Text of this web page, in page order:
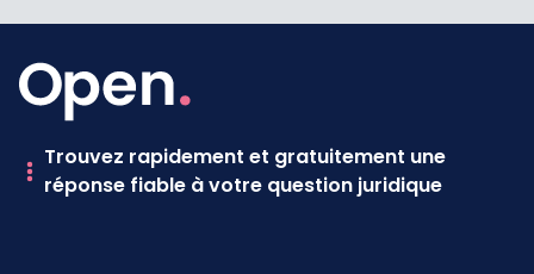
Trouvez rapidement et gratuitement une
réponse fiable à votre question juridique